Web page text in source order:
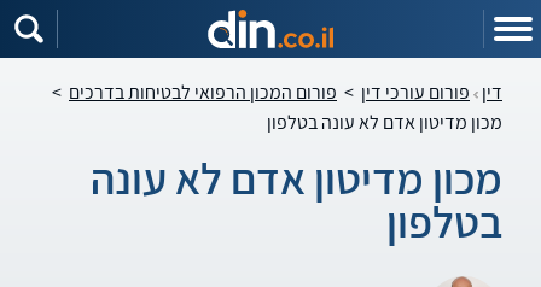
דין פורום עורכי דין > פורום המכון הרפואי לבטיחות בדרכים >
מכון מדיטון אדם לא עונה בטלפון
מכון מדיטון אדם לא עונה
בטלפון